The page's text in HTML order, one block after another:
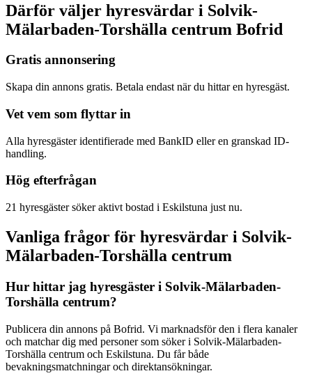
Därför väljer hyresvärdar i Solvik-
Mälarbaden-Torshälla centrum Bofrid
Gratis annonsering
Skapa din annons gratis. Betala endast när du hittar en hyresgäst.
Vet vem som flyttar in
Alla hyresgäster identifierade med BankID eller en granskad ID-
handling.
Hög efterfrågan
21 hyresgäster söker aktivt bostad i Eskilstuna just nu.
Vanliga frågor för hyresvärdar i Solvik-
Mälarbaden-Torshälla centrum
Hur hittar jag hyresgäster i Solvik-Mälarbaden-
Torshälla centrum?
Publicera din annons på Bofrid. Vi marknadsför den i flera kanaler
och matchar dig med personer som söker i Solvik-Mälarbaden-
Torshälla centrum och Eskilstuna. Du får både
bevakningsmatchningar och direktansökningar.